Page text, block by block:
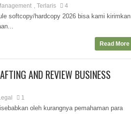
Terlaris 4
softcopy/hardcopy 2026 bisa kami kirimkan
Read More
AND REVIEW BUSINESS
1
oleh kurangnya pemahaman para